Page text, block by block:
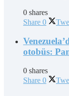
0 shares
Share 0
otobüs:
0 shares
Share 0